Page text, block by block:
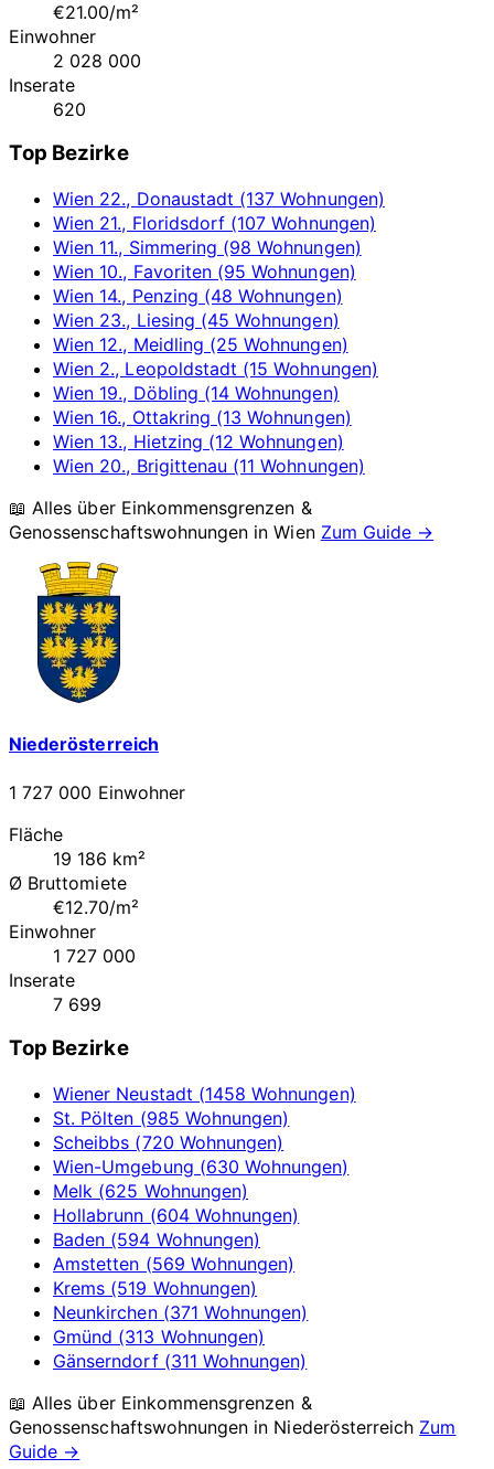
€21.00/m²
Einwohner
2 028 000
Inserate
620
Top Bezirke
Wien 22., Donaustadt (137 Wohnungen)
Wien 21., Floridsdorf (107 Wohnungen)
Wien 11., Simmering (98 Wohnungen)
Wien 10., Favoriten (95 Wohnungen)
Wien 14., Penzing (48 Wohnungen)
Wien 23., Liesing (45 Wohnungen)
Wien 12., Meidling (25 Wohnungen)
Wien 2., Leopoldstadt (15 Wohnungen)
Wien 19., Döbling (14 Wohnungen)
Wien 16., Ottakring (13 Wohnungen)
Wien 13., Hietzing (12 Wohnungen)
Wien 20., Brigittenau (11 Wohnungen)
📖 Alles über Einkommensgrenzen &
Genossenschaftswohnungen inWien Zum Guide →
Niederösterreich
1 727 000 Einwohner
Fläche
19 186 km²
Ø Bruttomiete
€12.70/m²
Einwohner
1 727 000
Inserate
7 699
Top Bezirke
Wiener Neustadt (1458 Wohnungen)
St. Pölten (985 Wohnungen)
Scheibbs (720 Wohnungen)
Wien-Umgebung (630 Wohnungen)
Melk (625 Wohnungen)
Hollabrunn (604 Wohnungen)
Baden (594 Wohnungen)
Amstetten (569 Wohnungen)
Krems (519 Wohnungen)
Neunkirchen (371 Wohnungen)
Gmünd (313 Wohnungen)
Gänserndorf (311 Wohnungen)
📖 Alles über Einkommensgrenzen &
Genossenschaftswohnungen in Niederösterreich Zum
Guide →